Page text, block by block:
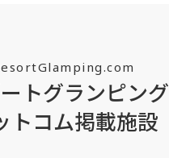
トグランピング
トコム掲載施設